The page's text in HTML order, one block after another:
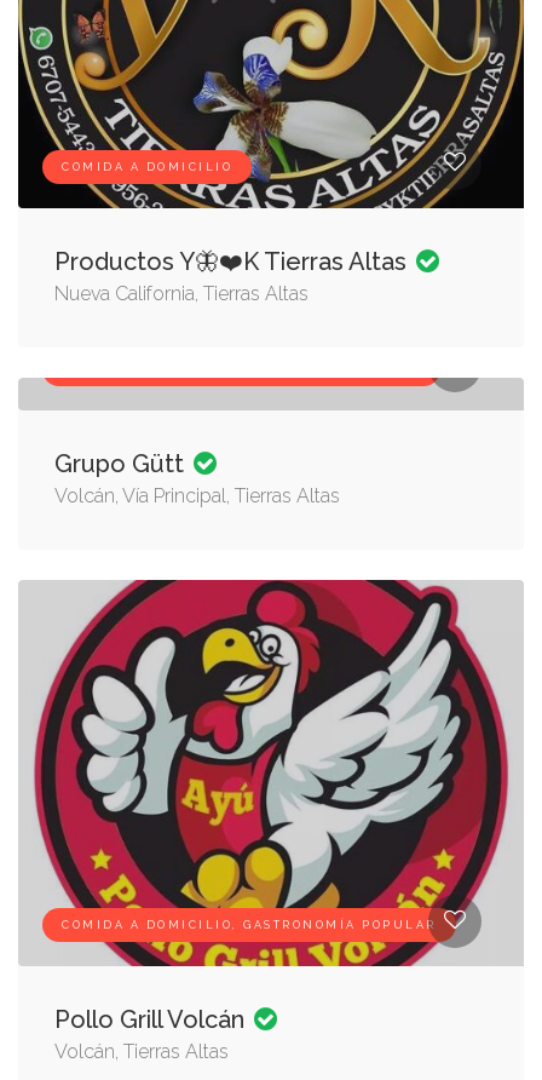
COMIDA A DOMICILIO
Productos Y🦋❤️K Tierras Altas
Nueva California, Tierras Altas
Grupo Gütt
Volcán, Vía Principal, Tierras Altas
COMIDA A DOMICILIO, GASTRONOMÍA POPULAR
Pollo Grill Volcán
Volcán, Tierras Altas